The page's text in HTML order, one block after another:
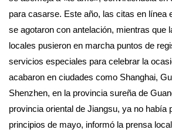
para casarse. Este año, las citas en línea
se agotaron con antelación, mientras que
locales pusieron en marcha puntos de
servicios especiales para celebrar la
acabaron en ciudades como Shanghai,
Shenzhen, en la provincia sureña de
provincia oriental de Jiangsu, ya no había
principios de mayo, informó la prensa